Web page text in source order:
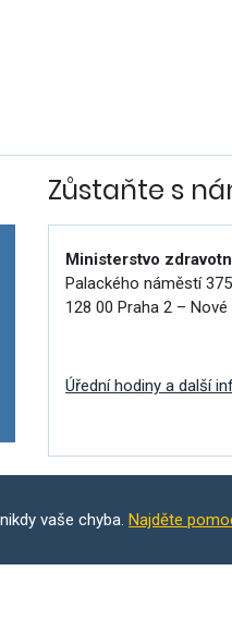
Zůstaňte s
Ministerstvo
Palackého náměstí
128 00 Praha 2 –
Úřední hodiny a další
vaše chyba.Najděte